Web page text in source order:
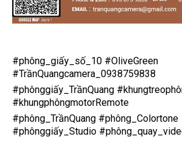
#phông_giấy_số_10 #OliveGreen
#TrầnQuangcamera_0938759838
#phônggiấy_TrầnQuang
#khungphôngmotorRemote
#phông_TrầnQuang #phông_Colortone
#phônggiấy_Studio